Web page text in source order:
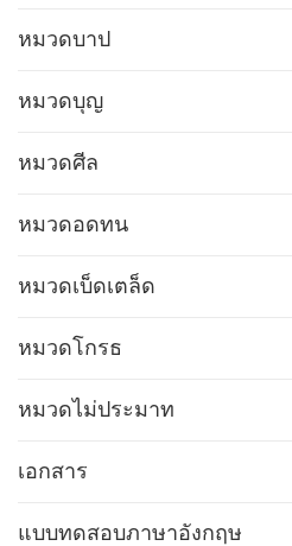
หมวดบาป
หมวดบุญ
หมวดศีล
หมวดอดทน
หมวดเบ็ดเตล็ด
หมวดโกรธ
หมวดไม่ประมาท
เอกสาร
แบบทดสอบภาษาอังกฤษ